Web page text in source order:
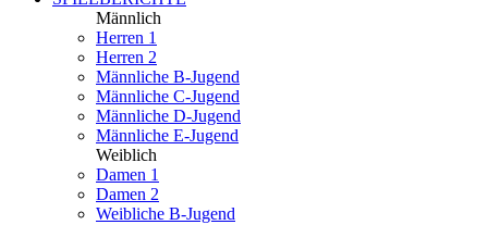
Männlich
Herren 1
Herren 2
Männliche B-Jugend
Männliche C-Jugend
Männliche D-Jugend
Männliche E-Jugend
Weiblich
Damen 1
Damen 2
Weibliche B-Jugend